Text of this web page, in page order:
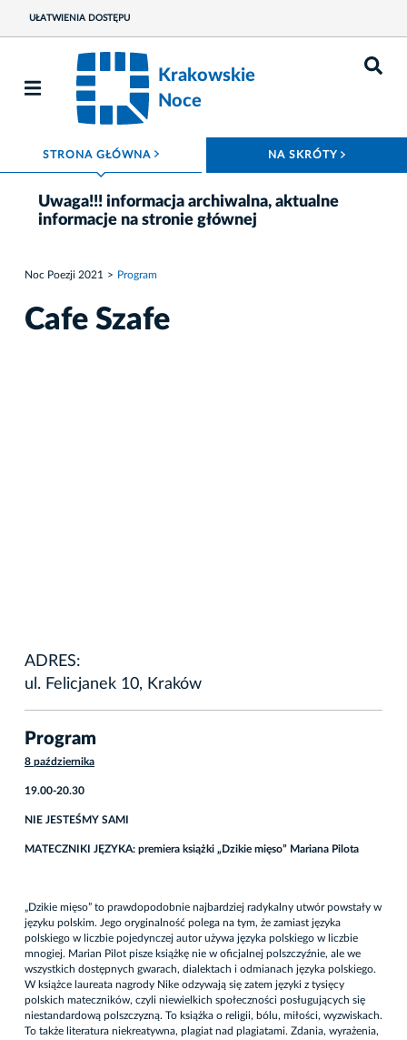
UŁATWIENIA DOSTĘPU
Krakowskie
Noce
STRONA GŁÓWNA ROZWIŃ MENU NA SKRÓTY
Uwaga!!! informacja archiwalna, aktualne
informacje na stronie głównej
Noc Poezji 2021 Program
Cafe Szafe
ADRES:
ul. Felicjanek 10, Kraków
Program
8 października
19.00-20.30
NIE JESTEŚMY SAMI
MATECZNIKI JĘZYKA: premiera książki „Dzikie mięso” Mariana Pilota
„Dzikie mięso” to prawdopodobnie najbardziej radykalny utwór powstały w
języku polskim. Jego oryginalność polega na tym, że zamiast języka
polskiego w liczbie pojedynczej autor używa języka polskiego w liczbie
mnogiej. Marian Pilot pisze książkę nie w oficjalnej polszczyźnie, ale we
wszystkich dostępnych gwarach, dialektach i odmianach języka polskiego.
W książce laureata nagrody Nike odzywają się zatem języki z tysięcy
polskich mateczników, czyli niewielkich społeczności posługujących się
niestandardową polszczyzną. To książka o religii, bólu, miłości, wyzwiskach.
To także literatura niekreatywna, plagiat nad plagiatami. Zdania, wyrażenia,